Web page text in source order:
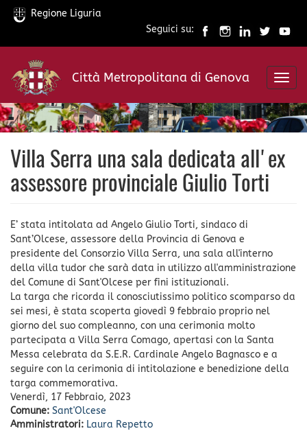
Salta
contenuto
principale
Regione Liguria
Seguici su:
Città Metropolitana di Genova
Villa Serra una sala dedicata all'ex
assessore provinciale Giulio Torti
E’ stata intitolata ad Angelo Giulio Torti, sindaco di
Sant’Olcese, assessore della Provincia di Genova e
presidente del Consorzio Villa Serra, una sala all'interno
della villa tudor che sarà data in utilizzo all'amministrazione
del Comune di Sant'Olcese per fini istituzionali.
La targa che ricorda il conosciutissimo politico scomparso da
sei mesi, è stata scoperta giovedì 9 febbraio proprio nel
giorno del suo compleanno, con una cerimonia molto
partecipata a Villa Serra Comago, apertasi con la Santa
Messa celebrata da S.E.R. Cardinale Angelo Bagnasco e a
seguire con la cerimonia di intitolazione e benedizione della
targa commemorativa.
Venerdì, 17 Febbraio, 2023
Comune: Sant'Olcese
Amministratori: Laura Repetto